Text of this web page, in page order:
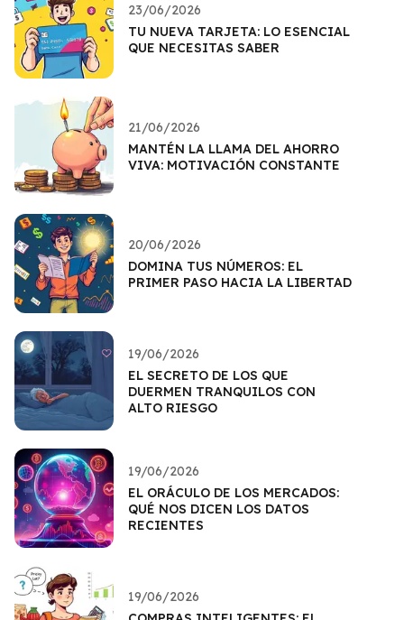
23/06/2026
TU NUEVA TARJETA: LO ESENCIAL
QUE NECESITAS SABER
21/06/2026
MANTÉN LA LLAMA DEL AHORRO
VIVA: MOTIVACIÓN CONSTANTE
20/06/2026
DOMINA TUS NÚMEROS: EL
PRIMER PASO HACIA LA LIBERTAD
19/06/2026
EL SECRETO DE LOS QUE
DUERMEN TRANQUILOS CON
ALTO RIESGO
19/06/2026
EL ORÁCULO DE LOS MERCADOS:
QUÉ NOS DICEN LOS DATOS
RECIENTES
19/06/2026